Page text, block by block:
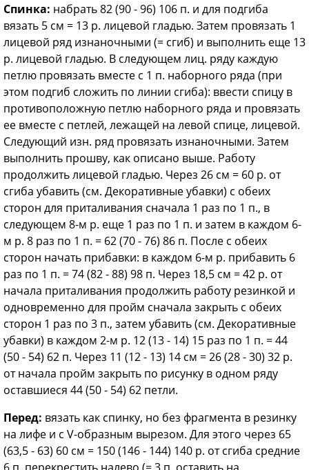
Спинка: набрать 82 (90 - 96) 106 п. и для подгиба
вязать 5 см = 13 р. лицевой гладью. Затем провязать 1
лицевой ряд изнаночными (= сгиб) и выполнить еще 13
р. лицевой гладью. В следующем лиц. ряду каждую
петлю провязать вместе с 1 п. наборного ряда (при
этом подгиб сложить по линии сгиба): ввести спицу в
противоположную петлю наборного ряда и провязать
ее вместе с петлей, лежащей на левой спице, лицевой.
Следующий изн. ряд провязать изнаночными. Затем
выполнить прошву, как описано выше. Работу
продолжить лицевой гладью. Через 26 см = 60 р. от
сгиба убавить (см. Декоративные убавки) с обеих
сторон для приталивания сначала 1 раз по 1 п., в
следующем 8-м р. еще 1 раз по 1 п. и затем в каждом 6-
м р. 8 раз по 1 п. = 62 (70 - 76) 86 п. После с обеих
сторон начать прибавки: в каждом 6-м р. прибавить 6
раз по 1 п. = 74 (82 - 88) 98 п. Через 18,5 см = 42 р. от
начала приталивания продолжить работу резинкой и
одновременно для пройм сначала закрыть с обеих
сторон 1 раз по 3 п., затем убавить (см. Декоративные
убавки) в каждом 2-м р. 12 (13 - 14) 15 раз по 1 п. = 44
(50 - 54) 62 п. Через 11 (12 - 13) 14 см = 26 (28 - 30) 32 р.
от начала пройм закрыть по рисунку в одном ряду
оставшиеся 44 (50 - 54) 62 петли.
Перед: вязать как спинку, но без фрагмента в резинку
на лифе и с V-образным вырезом. Для этого через 65
(63,5 - 63) 60 см = 150 (146 - 144) 140 р. от сгиба средние
6 п. перекрестить налево (= 3 п. оставить на